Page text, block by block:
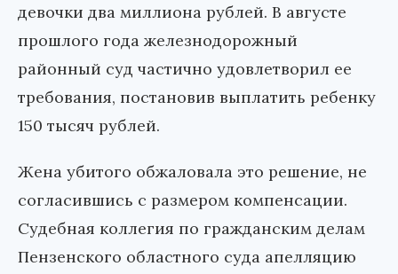
девочки два миллиона рублей. В августе
прошлого года железнодорожный
районный суд частично удовлетворил ее
требования, постановив выплатить ребенку
150 тысяч рублей.
Жена убитого обжаловала это решение, не
согласившись с размером компенсации.
Судебная коллегия по гражданским делам
Пензенского областного суда апелляцию